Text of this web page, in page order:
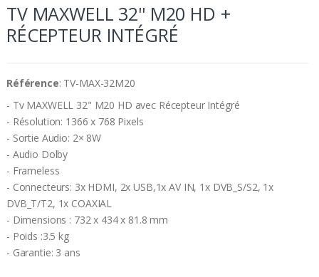
TV MAXWELL 32'' M20 HD +
RÉCEPTEUR INTÉGRÉ
Référence: TV-MAX-32M20
- Tv MAXWELL 32" M20 HD avec Récepteur Intégré
- Résolution: 1366 x 768 Pixels
- Sortie Audio: 2× 8W
- Audio Dolby
- Frameless
- Connecteurs: 3x HDMI, 2x USB,1x AV IN, 1x DVB_S/S2, 1x
DVB_T/T2, 1x COAXIAL
- Dimensions : 732 x 434 x 81.8 mm
- Poids :3.5 kg
- Garantie: 3 ans